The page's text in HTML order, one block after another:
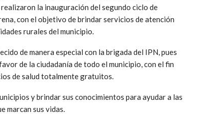
la inauguración del segundo ciclo de
con el objetivo de brindar servicios de atención
rurales del municipio.
de manera especial con la brigada del IPN, pues
de la ciudadanía de todo el municipio, con el fin
de salud totalmente gratuitos.
y brindar sus conocimientos para ayudar a las
marcan sus vidas.